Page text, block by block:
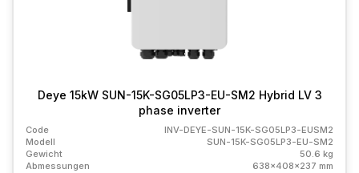
Deye 15kW SUN-15K-SG05LP3-EU-SM2 Hybrid LV 3
phase inverter
Code
INV-DEYE-SUN-15K-SG05LP3-EUSM2
Modell
SUN-15K-SG05LP3-EU-SM2
Gewicht
50.6 kg
Abmessungen
638x408x237 mm